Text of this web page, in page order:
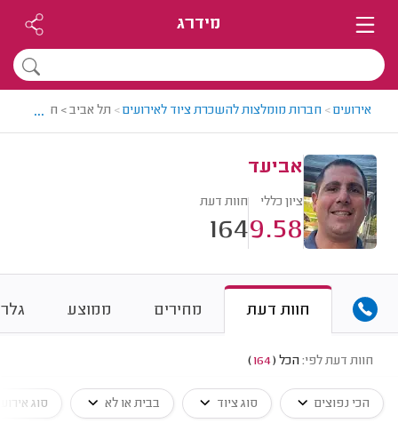
מידרג
אירועים> חברות מומלצות להשכרת ציוד לאירועים> תל אביב > חברה
...
אביעד
ציון כללי
9.58
חוות דעת
164
חוות דעת מחירים ממוצע
חוות דעת לפי: הכל (
164
)
הכי נפוצים סוג ציוד בבית או לא סוג אירוע